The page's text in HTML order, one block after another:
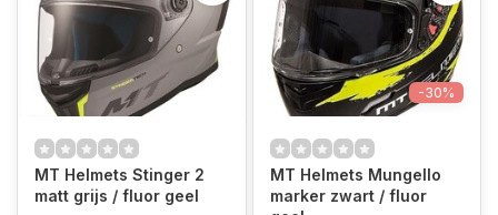
MT Helmets Stinger 2
matt grijs / fluor geel
-30%
MT Helmets Mungello
marker zwart / fluor